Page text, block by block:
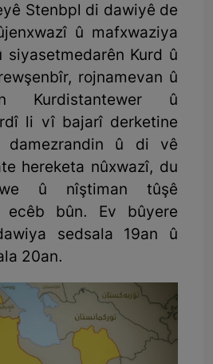
Stenbpl di dawiyê de
û mafxwaziya
siyasetmedarên Kurd û
rojnamevan û
Kurdistantewer û
li vî bajarî derketine
û di vê
hereketa nûxwazî, du
û nîştiman tûşê
ecêb bûn. Ev bûyere
sedsala 19an û
20an.